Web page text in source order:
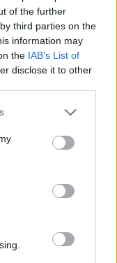
of the further
third parties on the
information may
the IAB’s List of
disclose it to other
Seuraava artikkeli